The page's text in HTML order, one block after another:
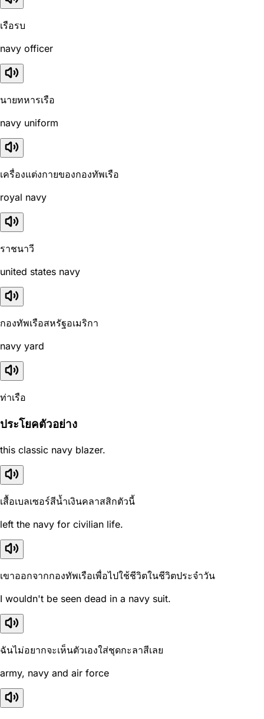
เรือรบ
navy officer
นายทหารเรือ
navy uniform
เครื่องแต่งกายของกองทัพเรือ
royal navy
ราชนาวี
united states navy
กองทัพเรือสหรัฐอเมริกา
navy yard
ท่าเรือ
ประโยคตัวอย่าง
this classic navy blazer.
เสื้อเบลเซอร์สีน้ำเงินคลาสสิกตัวนี้
left the navy for civilian life.
เขาออกจากกองทัพเรือเพื่อไปใช้ชีวิตในชีวิตประจำวัน
I wouldn't be seen dead in a navy suit.
ฉันไม่อยากจะเห็นตัวเองใส่ชุดกะลาสีเลย
army, navy and air force